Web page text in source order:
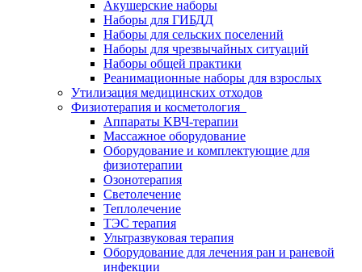
Акушерские наборы
Наборы для ГИБДД
Наборы для сельских поселений
Наборы для чрезвычайных ситуаций
Наборы общей практики
Реанимационные наборы для взрослых
Утилизация медицинских отходов
Физиотерапия и косметология
Аппараты KВЧ-терапии
Массажное оборудование
Оборудование и комплектующие для
физиотерапии
Озонотерапия
Светолечение
Теплолечение
ТЭС терапия
Ультразвуковая терапия
Оборудование для лечения ран и раневой
инфекции